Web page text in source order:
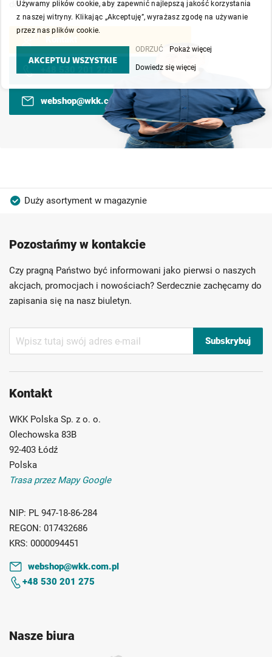
doradcy chętnie Ci pomogą.
webshop@wkk.com.pl
Duży asortyment w magazynie
Szybka dostawa
Indywidualni doradcy
Ponad 40 lat doświadczenia
Możliwość własnego etykietowania
Pozostańmy w kontakcie
Czy pragną Państwo być informowani jako pierwsi o naszych
akcjach, promocjach i nowościach? Serdecznie zachęcamy do
zapisania się na nasz biuletyn.
nasz
Subskrybuj
Kontakt
WKK Polska Sp. z o. o.
Olechowska 83B
92-403 Łódź
Polska
Trasa przez Mapy Google
NIP: PL 947-18-86-284
REGON: 017432686
KRS: 0000094451
webshop@wkk.com.pl
+48 530 201 275
Nasze biura
Używamy plików cookie, aby zapewnić najlepszą jakość korzystania
z naszej witryny. Klikając „Akceptuję”, wyrażasz zgodę na używanie
przez nas plików cookie.
AKCEPTUJ WSZYSTKIE
ODRZUĆ Pokaż więcej
Dowiedz się więcej